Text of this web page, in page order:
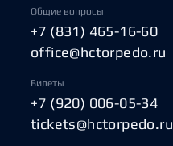
Общие вопросы
+7 (831) 465-16-60
office@hctorpedo.ru
Билеты
+7 (920) 006-05-34
tickets@hctorpedo.ru